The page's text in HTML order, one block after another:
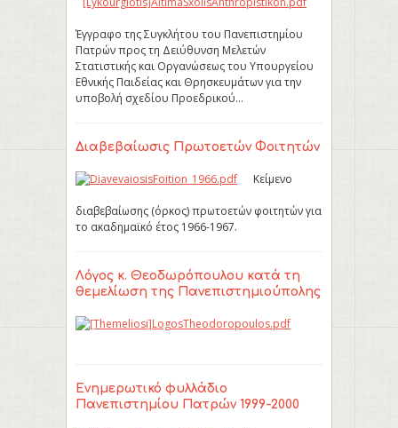
Έγγραφο της Συγκλήτου του Πανεπιστημίου
Πατρών προς τη Δειύθυνση Μελετών
Στατιστικής και Οργανώσεως του Υπουργείου
Εθνικής Παιδείας και Θρησκευμάτων για την
υποβολή σχεδίου Προεδρικού…
Διαβεβαίωσις Πρωτοετών Φοιτητών
Κείμενο
διαβεβαίωσης (όρκος) πρωτοετών φοιτητών για
το ακαδημαϊκό έτος 1966-1967.
Λόγος κ. Θεοδωρόπουλου κατά τη
θεμελίωση της Πανεπιστημιούπολης
Ενημερωτικό φυλλάδιο
Πανεπιστημίου Πατρών 1999-2000